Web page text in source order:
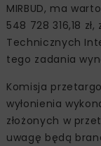
MIRBUD, ma
548 728 316,18
Technicznych
tego zadania
Komisja
wyłonienia
złożonych w
uwagę będą